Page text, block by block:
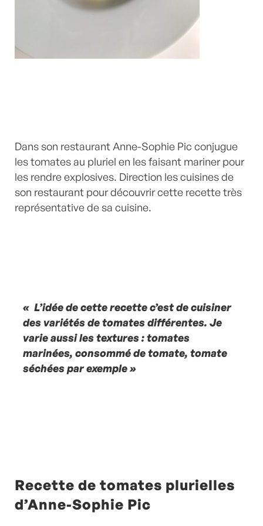
Dans son restaurant Anne-Sophie Pic conjugue
les tomates au pluriel en les faisant mariner pour
les rendre explosives. Direction les cuisines de
son restaurant pour découvrir cette recette très
représentative de sa cuisine.
« L’idée de cette recette c’est de cuisiner
des variétés de tomates différentes. Je
varie aussi les textures : tomates
marinées, consommé de tomate, tomate
séchées par exemple »
Recette de tomates plurielles
d’Anne-Sophie Pic